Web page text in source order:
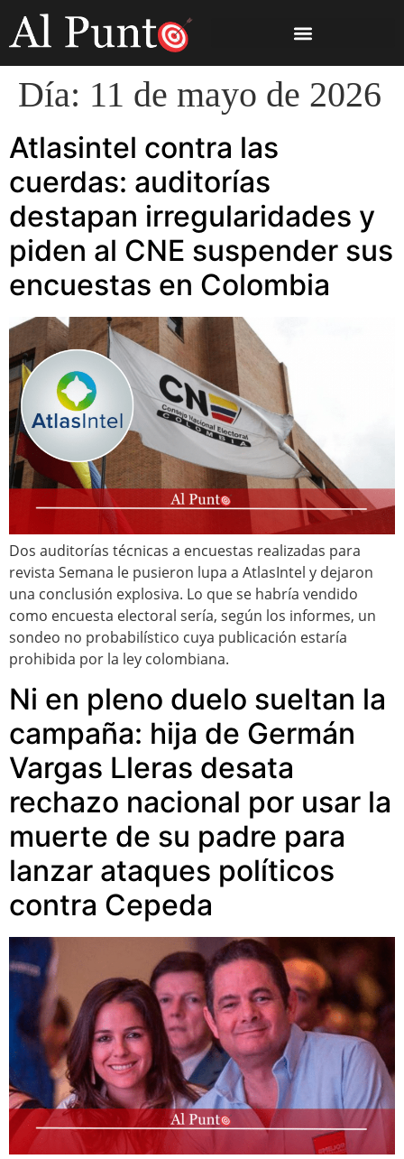
Día: 11 de mayo de 2026
Atlasintel contra las
cuerdas: auditorías
destapan irregularidades y
piden al CNE suspender sus
encuestas en Colombia
Dos auditorías técnicas a encuestas realizadas para
revista Semana le pusieron lupa a AtlasIntel y dejaron
una conclusión explosiva. Lo que se habría vendido
como encuesta electoral sería, según los informes, un
sondeo no probabilístico cuya publicación estaría
prohibida por la ley colombiana.
Ni en pleno duelo sueltan la
campaña: hija de Germán
Vargas Lleras desata
rechazo nacional por usar la
muerte de su padre para
lanzar ataques políticos
contra Cepeda